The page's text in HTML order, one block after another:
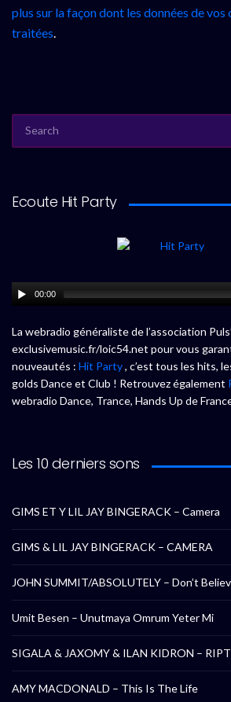
plus sur la façon dont les données de
traitées.
FOR:
Ecoute Hit Party
00:00
La webradio généraliste de l’association
exclusivemusic.fr/loic54.net pour vous
nouveautés : Hit Party, c’est tous les hits,
golds Dance et Club ! Retrouvez également
webradio Dance, Trance, Hands Up de
Les 10 derniers sons
GIMS ET Y LIL JAY BINGERACK – Camera
GIMS & LIL JAY BINGERACK – CAMERA
JOHN SUMMIT/ABSOLUTELY – Don’t
Umit Besen – Unutmaya Omrum Yeter Mi
SIGALA & JAXOMY & ILAN KIDRON –
AMY MACDONALD – This Is The Life